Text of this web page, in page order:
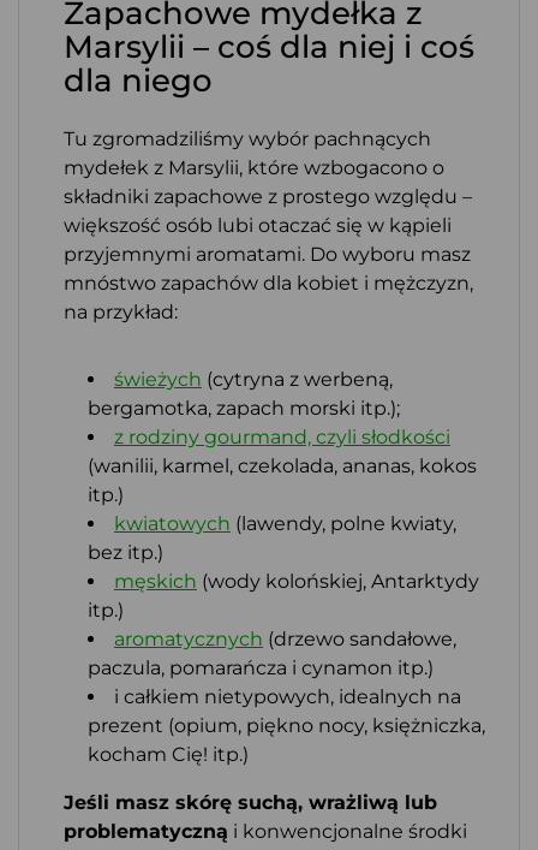
Zapachowe mydełka z
Marsylii – coś dla niej i coś
dla niego
Tu zgromadziliśmy wybór pachnących
mydełek z Marsylii, które wzbogacono o
składniki zapachowe z prostego względu –
większość osób lubi otaczać się w kąpieli
przyjemnymi aromatami. Do wyboru masz
mnóstwo zapachów dla kobiet i mężczyzn,
na przykład:
świeżych (cytryna z werbeną,
bergamotka, zapach morski itp.);
z rodziny gourmand, czyli słodkości
(wanilii, karmel, czekolada, ananas, kokos
itp.)
kwiatowych (lawendy, polne kwiaty,
bez itp.)
męskich (wody kolońskiej, Antarktydy
itp.)
aromatycznych (drzewo sandałowe,
paczula, pomarańcza i cynamon itp.)
i całkiem nietypowych, idealnych na
prezent (opium, piękno nocy, księżniczka,
kocham Cię! itp.)
Jeśli masz skórę suchą, wrażliwą lub
problematyczną i konwencjonalne środki